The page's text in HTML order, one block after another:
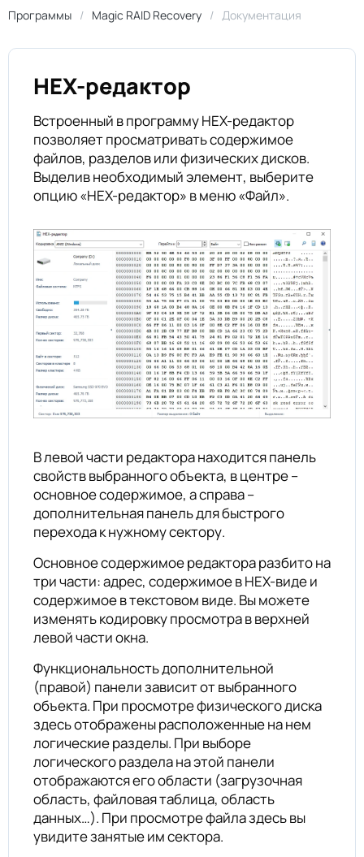
Программы Magic RAID Recovery Документация
HEX-редактор
Встроенный в программу HEX-редактор
позволяет просматривать содержимое
файлов, разделов или физических дисков.
Выделив необходимый элемент, выберите
опцию «HEX-редактор» в меню «Файл».
В левой части редактора находится панель
свойств выбранного объекта, в центре –
основное содержимое, а справа –
дополнительная панель для быстрого
перехода к нужному сектору.
Основное содержимое редактора разбито на
три части: адрес, содержимое в HEX-виде и
содержимое в текстовом виде. Вы можете
изменять кодировку просмотра в верхней
левой части окна.
Функциональность дополнительной
(правой) панели зависит от выбранного
объекта. При просмотре физического диска
здесь отображены расположенные на нем
логические разделы. При выборе
логического раздела на этой панели
отображаются его области (загрузочная
область, файловая таблица, область
данных…). При просмотре файла здесь вы
увидите занятые им сектора.